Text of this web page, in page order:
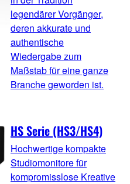
legendärer Vorgänger,
deren akkurate und
authentische
Wiedergabe zum
Maßstab für eine ganze
Branche geworden ist.
HS Serie (HS3/HS4)
Hochwertige kompakte
Studiomonitore für
kompromisslose Kreative